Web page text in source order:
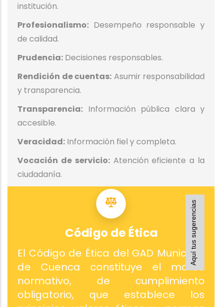
institución.
Profesionalismo: Desempeño responsable y
de calidad.
Prudencia: Decisiones responsables.
Rendición de cuentas: Asumir responsabilidad
y transparencia.
Transparencia: Información pública clara y
accesible.
Veracidad: Información fiel y completa.
Vocación de servicio:Atención eficiente a la
ciudadanía.
Código de Ética
El Código de Ética del GAD Municipal
de Cuenca constituye el marco
normativo, de cumplimiento
obligatorio, que establece los
Aquí tus sugerencias